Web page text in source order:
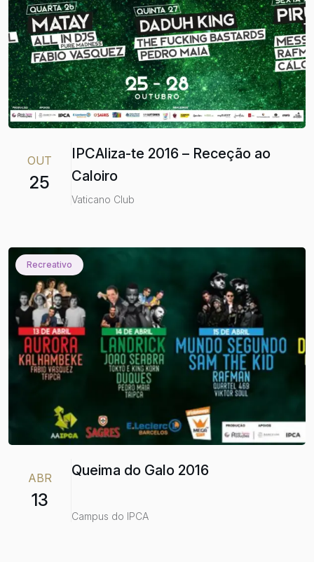
OUT
25
IPCAliza-te 2016 – Receção ao
Caloiro
Vaticano Club
Recreativo
ABR
13
Queima do Galo 2016
Campus do IPCA